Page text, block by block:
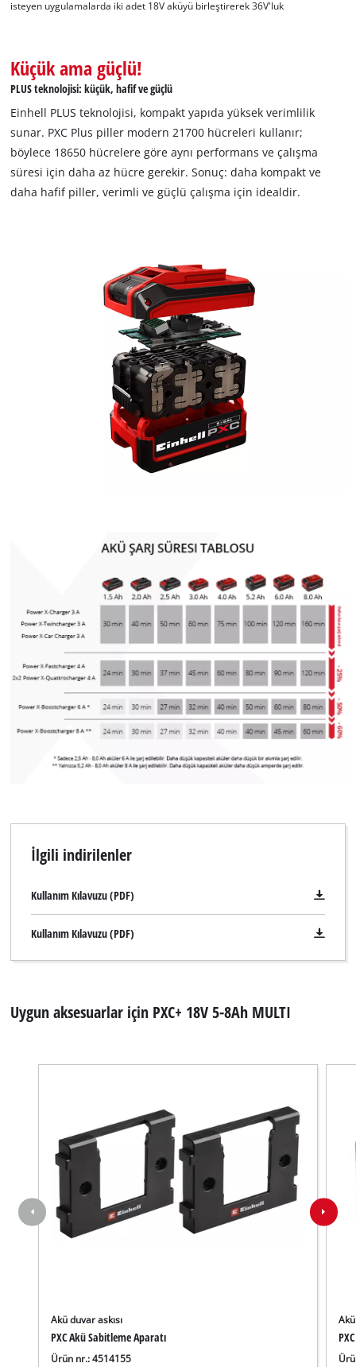
This content is not permitted to load due
to trackers that are not disclosed to the
visitor. The website owner needs to setup
the site with their CMP to add this content
to the list of technologies used.
Powered byUsercentrics Consent
Management Platform
isteyen uygulamalarda iki adet 18V aküyü birleştirerek 36V'luk
Küçük ama güçlü!
PLUS teknolojisi: küçük, hafif ve güçlü
Einhell PLUS teknolojisi, kompakt yapıda yüksek verimlilik
sunar. PXC Plus piller modern 21700 hücreleri kullanır;
böylece 18650 hücrelere göre aynı performans ve çalışma
süresi için daha az hücre gerekir. Sonuç: daha kompakt ve
daha hafif piller, verimli ve güçlü çalışma için idealdir.
İlgili indirilenler
Kullanım Kılavuzu (PDF)
Kullanım Kılavuzu (PDF)
Uygun aksesuarlar için PXC+ 18V 5-8Ah MULTI
Akü duvar askısı
PXC Akü Sabitleme Aparatı
Ürün nr.: 4514155